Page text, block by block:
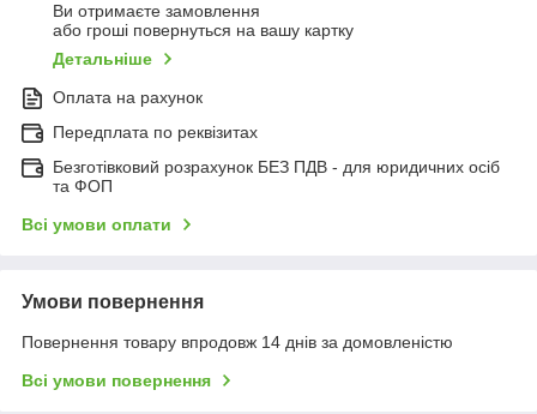
Ви отримаєте замовлення
або гроші повернуться на вашу картку
Детальніше
Оплата на рахунок
Передплата по реквізитах
Безготівковий розрахунок БЕЗ ПДВ - для юридичних осіб
та ФОП
Всі умови оплати
Умови повернення
Повернення товару впродовж 14 днів за домовленістю
Всі умови повернення